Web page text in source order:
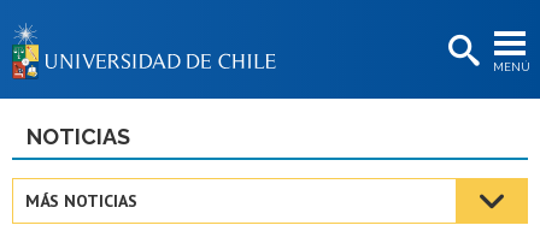
MENÚ
BIBLIOTECAS
Estudiantes
NOTICIAS
MÁS NOTICIAS